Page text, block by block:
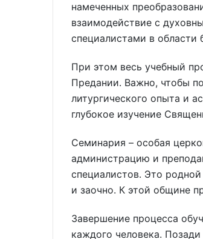
намеченных
взаимодействие с
специалистами в области
При этом весь учебный
Предании. Важно, чтобы
литургического опыта и
глубокое изучение
Семинария – особая
администрацию и
специалистов. Это
и заочно. К этой общине
Завершение процесса
каждого человека.